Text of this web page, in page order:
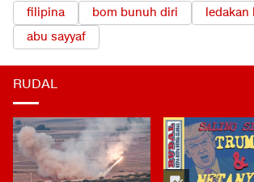
filipina bom bunuh diri ledakan
abu sayyaf
RUDAL